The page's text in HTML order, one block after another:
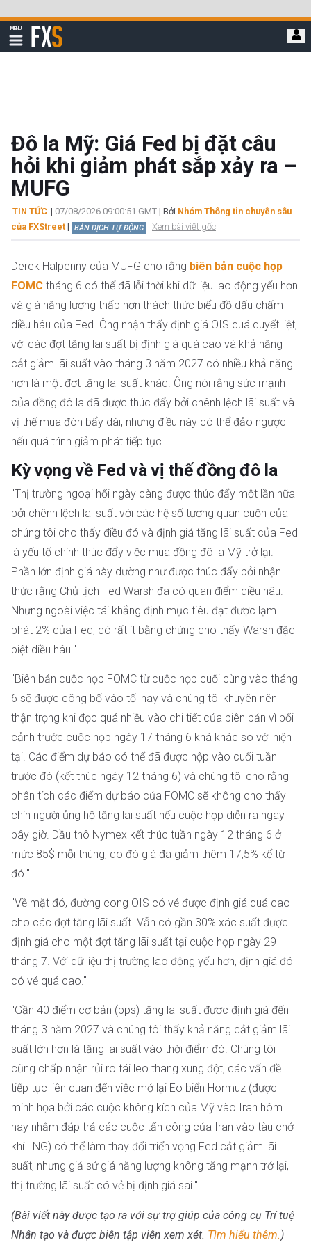
qua
đi
MENU
Hiển
thị
FXStreet
Đô la Mỹ: Giá Fed bị đặt câu
hỏi khi giảm phát sắp xảy ra –
MUFG
TIN TỨC | 07/08/2026 09:00:51 GMT | Bởi Nhóm Thông tin chuyên sâu
của FXStreet | BẢN DỊCH TỰ ĐỘNG Xem bài viết gốc
Derek Halpenny của MUFG cho rằng biên bản cuộc họp
FOMC tháng 6 có thể đã lỗi thời khi dữ liệu lao động yếu hơn
và giá năng lượng thấp hơn thách thức biểu đồ dấu chấm
diều hâu của Fed. Ông nhận thấy định giá OIS quá quyết liệt,
với các đợt tăng lãi suất bị định giá quá cao và khả năng
cắt giảm lãi suất vào tháng 3 năm 2027 có nhiều khả năng
hơn là một đợt tăng lãi suất khác. Ông nói rằng sức mạnh
của đồng đô la đã được thúc đẩy bởi chênh lệch lãi suất và
vị thế mua đòn bẩy dài, nhưng điều này có thể đảo ngược
nếu quá trình giảm phát tiếp tục.
Kỳ vọng về Fed và vị thế đồng đô la
"Thị trường ngoại hối ngày càng được thúc đẩy một lần nữa
bởi chênh lệch lãi suất với các hệ số tương quan cuộn của
chúng tôi cho thấy điều đó và định giá tăng lãi suất của Fed
là yếu tố chính thúc đẩy việc mua đồng đô la Mỹ trở lại.
Phần lớn định giá này dường như được thúc đẩy bởi nhận
thức rằng Chủ tịch Fed Warsh đã có quan điểm diều hâu.
Nhưng ngoài việc tái khẳng định mục tiêu đạt được lạm
phát 2% của Fed, có rất ít bằng chứng cho thấy Warsh đặc
biệt diều hâu."
"Biên bản cuộc họp FOMC từ cuộc họp cuối cùng vào tháng
6 sẽ được công bố vào tối nay và chúng tôi khuyên nên
thận trọng khi đọc quá nhiều vào chi tiết của biên bản vì bối
cảnh trước cuộc họp ngày 17 tháng 6 khá khác so với hiện
tại. Các điểm dự báo có thể đã được nộp vào cuối tuần
trước đó (kết thúc ngày 12 tháng 6) và chúng tôi cho rằng
phân tích các điểm dự báo của FOMC sẽ không cho thấy
chín người ủng hộ tăng lãi suất nếu cuộc họp diễn ra ngay
bây giờ. Dầu thô Nymex kết thúc tuần ngày 12 tháng 6 ở
mức 85$ mỗi thùng, do đó giá đã giảm thêm 17,5% kể từ
đó."
"Về mặt đó, đường cong OIS có vẻ được định giá quá cao
cho các đợt tăng lãi suất. Vẫn có gần 30% xác suất được
định giá cho một đợt tăng lãi suất tại cuộc họp ngày 29
tháng 7. Với dữ liệu thị trường lao động yếu hơn, định giá đó
có vẻ quá cao."
"Gần 40 điểm cơ bản (bps) tăng lãi suất được định giá đến
tháng 3 năm 2027 và chúng tôi thấy khả năng cắt giảm lãi
suất lớn hơn là tăng lãi suất vào thời điểm đó. Chúng tôi
cũng chấp nhận rủi ro tái leo thang xung đột, các vấn đề
tiếp tục liên quan đến việc mở lại Eo biển Hormuz (được
minh họa bởi các cuộc không kích của Mỹ vào Iran hôm
nay nhằm đáp trả các cuộc tấn công của Iran vào tàu chở
khí LNG) có thể làm thay đổi triển vọng Fed cắt giảm lãi
suất, nhưng giả sử giá năng lượng không tăng mạnh trở lại,
thị trường lãi suất có vẻ bị định giá sai."
(Bài viết này được tạo ra với sự trợ giúp của công cụ Trí tuệ
Nhân tạo và được biên tập viên xem xét. Tìm hiểu thêm.)